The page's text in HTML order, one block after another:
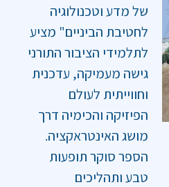
של מדע וטכנולוגיה
לחטיבת הביניים" מציע
לתלמידי הציבור התורני
גישה מעמיקה, עדכנית
וחווייתית לעולם
הפיזיקה והכימיה דרך
מושג האינטראקציה.
הספר סוקר תופעות
טבע ותהליכים